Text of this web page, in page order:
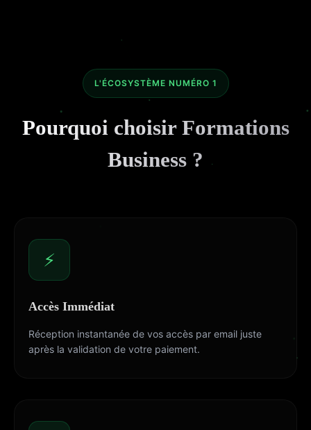
L'ÉCOSYSTÈME NUMÉRO 1
Pourquoi choisir Formations
Business ?
⚡
Accès Immédiat
Réception instantanée de vos accès par email juste
après la validation de votre paiement.